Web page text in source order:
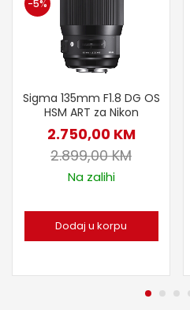
-5%
Sigma 135mm F1.8 DG OS
HSM ART za Nikon
2.750,00 KM
2.899,00KM
Na zalihi
Dodaj u korpu